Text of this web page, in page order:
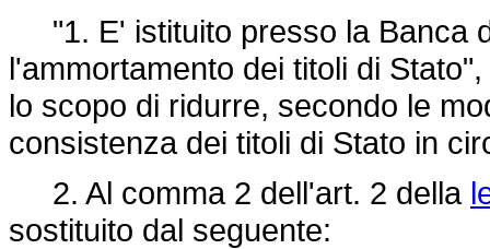
"1. E' istituito presso la Banca
l'ammortamento dei titoli di
lo scopo di ridurre, secondo le
consistenza dei titoli di Stato in
2. Al comma 2 dell'art. 2 della
sostituito dal seguente: